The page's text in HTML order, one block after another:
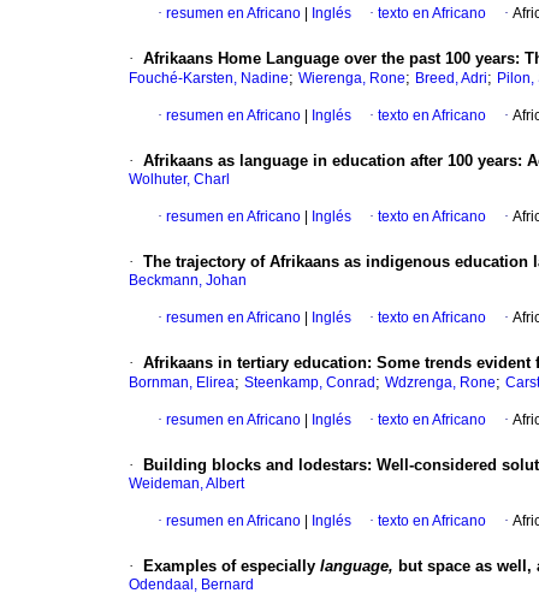
· resumen en Africano Inglés · texto en Africano ·
· Afrikaans Home Language over the past 100 years:
Fouché-Karsten, Nadine; Wierenga, Rone; Breed, Adri; Pilon,
· resumen en Africano Inglés · texto en Africano ·
· Afrikaans as language in education after 100 years:
Wolhuter, Charl
· resumen en Africano Inglés · texto en Africano ·
· The trajectory of Afrikaans as indigenous education
Beckmann, Johan
· resumen en Africano Inglés · texto en Africano ·
· Afrikaans in tertiary education: Some trends
Bornman, Elirea; Steenkamp, Conrad ; Wdzrenga, Rone;
· resumen en Africano Inglés · texto en Africano ·
· Building blocks and lodestars: Well-considered
Weideman, Albert
· resumen en Africano Inglés · texto en Africano ·
· Examples of especially language, but space as well,
Odendaal, Bernard